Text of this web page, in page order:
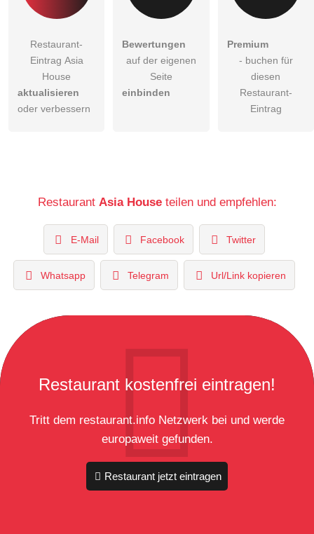
Restaurant-
Eintrag Asia
House
aktualisieren
oder verbessern
Bewertungen
auf der eigenen
Seite
einbinden
Premium
- buchen für
diesen
Restaurant-
Eintrag
Restaurant Asia Houseteilen und empfehlen:
E-Mail Facebook Twitter
Whatsapp Telegram Url/Link kopieren
Restaurant kostenfrei eintragen!
Tritt dem restaurant.info Netzwerk bei und werde
europaweit gefunden.
Restaurant jetzt eintragen